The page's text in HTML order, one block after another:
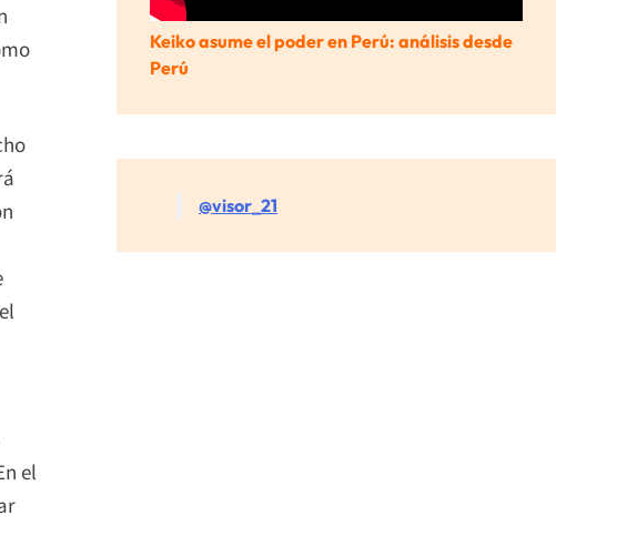
el
Keiko asume el poder en Perú: análisis desde
Perú
@visor_21